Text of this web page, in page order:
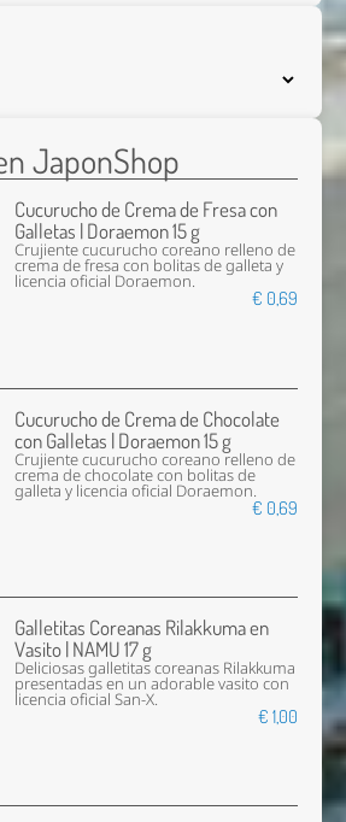
JaponShop
Cucurucho de Crema de Fresa con
Galletas | Doraemon 15 g
Crujiente cucurucho coreano relleno de
crema de fresa con bolitas de galleta y
licencia oficial Doraemon.
€ 0,69
Cucurucho de Crema de Chocolate
con Galletas | Doraemon 15 g
Crujiente cucurucho coreano relleno de
crema de chocolate con bolitas de
galleta y licencia oficial Doraemon.
€ 0,69
Galletitas Coreanas Rilakkuma en
Vasito | NAMU 17 g
Deliciosas galletitas coreanas Rilakkuma
presentadas en un adorable vasito con
licencia oficial San-X.
€ 1,00